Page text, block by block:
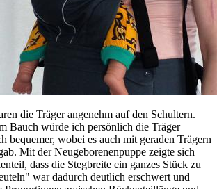
die Träger angenehm auf den Schultern.
Bauch würde ich persönlich die Träger
bequemer, wobei es auch mit geraden Trägern
Mit der Neugeborenenpuppe zeigte sich
dass die Stegbreite ein ganzes Stück zu
war dadurch deutlich erschwert und